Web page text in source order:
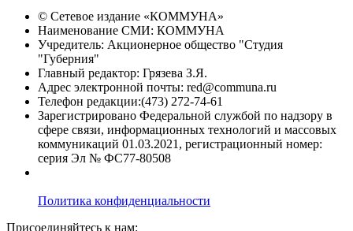
© Сетевое издание «КОММУНА»
Наименование СМИ: КОММУНА
Учредитель: Акционерное общество "Студия
"Губерния"
Главный редактор: Грязева З.Я.
Адрес электронной почты: red@communa.ru
Телефон редакции:(473) 272-74-61
Зарегистрировано Федеральной службой по надзору в
сфере связи, информационных технологий и массовых
коммуникаций 01.03.2021, регистрационный номер:
серия Эл № ФС77-80508
Политика конфиденциальности
Присоединяйтесь к нам: